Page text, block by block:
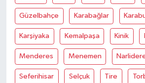
Güzelbahçe Karabağlar
Karşiyaka Kemalpaşa Kinik
Menderes Menemen
Seferihisar Selçuk Tire